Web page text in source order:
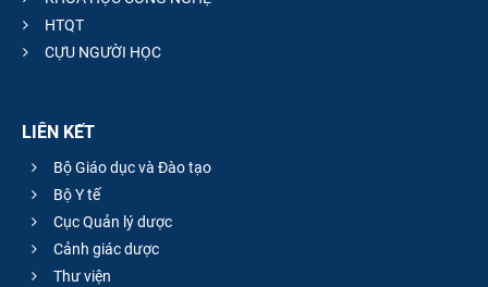
HTQT
CỰU NGƯỜI HỌC
LIÊN KẾT
Bộ Giáo dục và Đào tạo
Bộ Y tế
Cục Quản lý dược
Cảnh giác dược
Thư viện